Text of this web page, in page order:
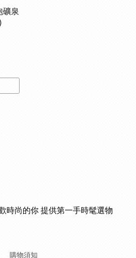
礦泉
時尚的你 提供第一手時髦選物
購物須知